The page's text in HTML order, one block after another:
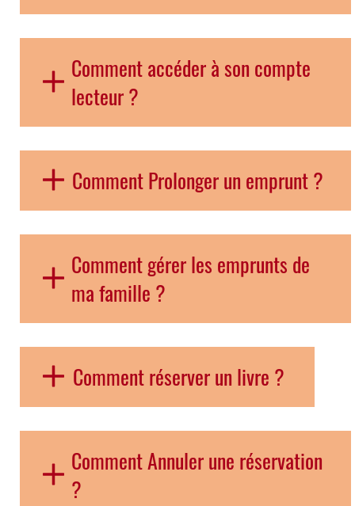
Comment accéder à son compte
lecteur ?
Comment Prolonger un emprunt ?
Comment gérer les emprunts de
ma famille ?
Comment réserver un livre ?
Comment Annuler une réservation
?